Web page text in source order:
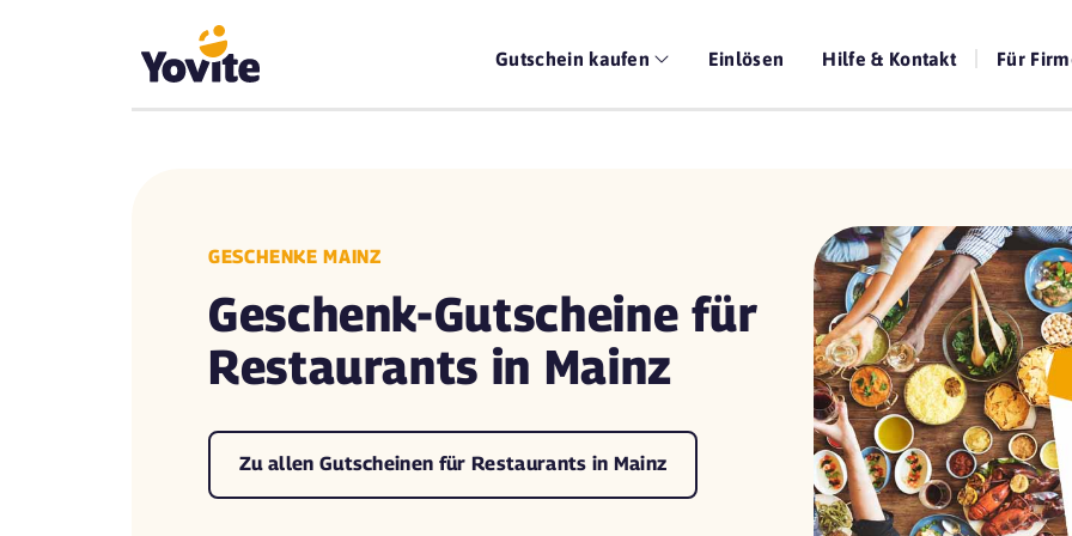
Gutschein kaufen Einlösen Hilfe & Kontakt Für
GESCHENKE MAINZ
Geschenk-Gutscheine für
Restaurants in Mainz
Zu allen Gutscheinen für Restaurants in Mainz